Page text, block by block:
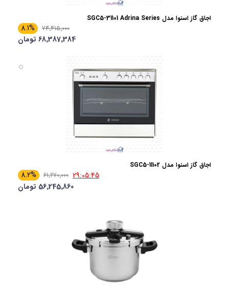
اجاق گاز اسنوا مدل SGC5-31101 Adrina Series
74٬415٬000
8.1%
68٬387٬384 تومان
اجاق گاز اسنوا مدل SGC5-11102
29:05:44 61٬270٬000
8.2%
56٬245٬860 تومان